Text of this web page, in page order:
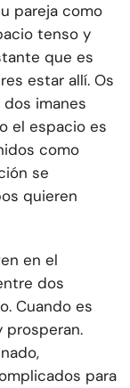
pareja como
tenso y
que es
estar allí. Os
imanes
el espacio es
como
se
quieren
en el
dos
Cuando es
prosperan.
para